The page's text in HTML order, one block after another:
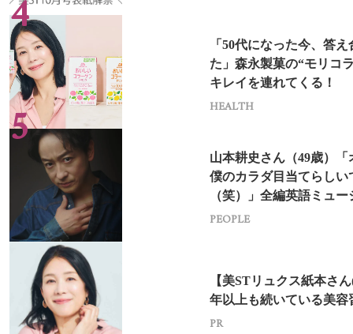
「50代になった今、答
た」森永製菓の“モリコ
キレイを連れてくる！
HEALTH
山本耕史さん（49歳）「
僕のカラダ目当てらしい
（笑）」全編英語ミュ
挑戦
PEOPLE
【美STリュクス紙本さ
年以上も続いている美容
PR